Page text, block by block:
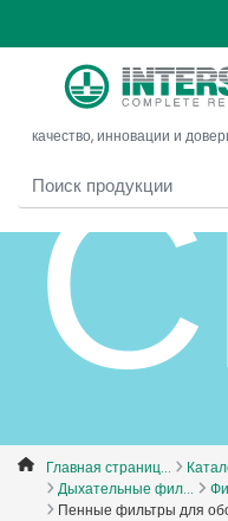
качество, инновации и
Главная страниц...
Дыхательные фил...
Пенные фильтры для